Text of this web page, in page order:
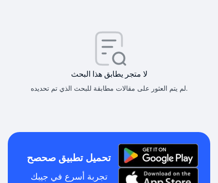
لا متجر يطابق هذا البحث
لم يتم العثور على مقالات مطابقة للبحث الذي تم تحديده.
تحميل تطبيق صحصح
تجربة أسرع في جيبك